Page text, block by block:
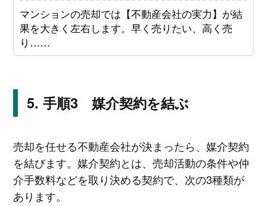
マンションの売却では【不動産会社の実力】が結
果を大きく左右します。早く売りたい、高く売
り……
手順3 媒介契約を結ぶ
売却を任せる不動産会社が決まったら、媒介契約
を結びます。媒介契約とは、売却活動の条件や仲
介手数料などを取り決める契約で、次の3種類が
あります。